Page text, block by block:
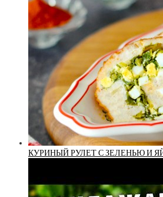
КУРИНЫЙ РУЛЕТ С ЗЕЛЕНЬЮ И